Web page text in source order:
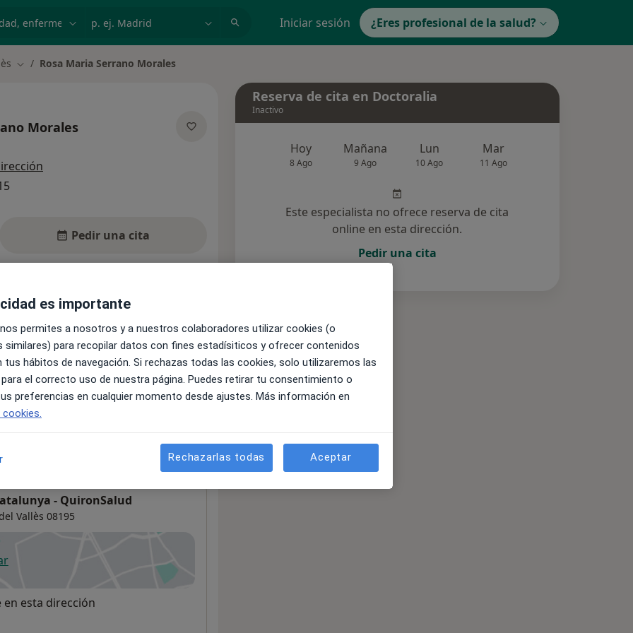
Iniciar sesión ¿Eres profesional de la salud?
Cambiar de ciudad
Rosa Maria Serrano Morales
Morales
Pedir una cita
y precios
sobre sus servicios
- QuironSalud
Vallès 08195
en una nueva pestaña
en esta dirección
Reserva de cita en Doctoralia
Inactivo
Hoy
8 Ago
Mañana
9 Ago
Lun
10 Ago
Mar
11 Ago
Este especialista no ofrece reserva de cita
online en esta dirección.
Pedir una cita
es importante
permites a nosotros y a nuestros colaboradores utilizar cookies (o
similares) para recopilar datos con fines estadísiticos y ofrecer contenidos
tus hábitos de navegación. Si rechazas todas las cookies, solo utilizaremos las
el correcto uso de nuestra página. Puedes retirar tu consentimiento o
preferencias en cualquier momento desde ajustes. Más información en
Rechazarlas todas Aceptar